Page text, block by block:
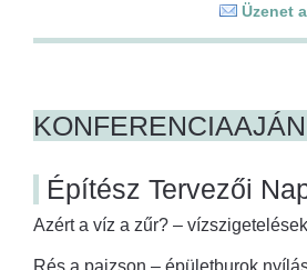
Üzenet
Építész Tervezői
Azért a víz a zűr? –
Rés a pajzson – épületburok